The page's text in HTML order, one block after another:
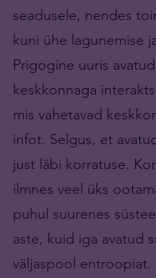
seadusele, nendes
kuni ühe lagunemise
Prigogine uuris
keskkonnaga
mis vahetavad
infot. Selgus, et
just läbi korratuse.
ilmnes veel üks
puhul suurenes
aste, kuid iga avatud
väljaspool entroopiat.